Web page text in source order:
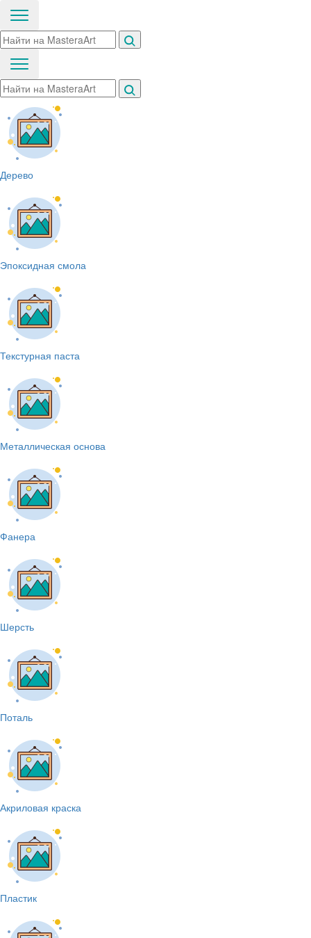
Дерево
Эпоксидная смола
Текстурная паста
Металлическая основа
Фанера
Шерсть
Поталь
Акриловая краска
Пластик